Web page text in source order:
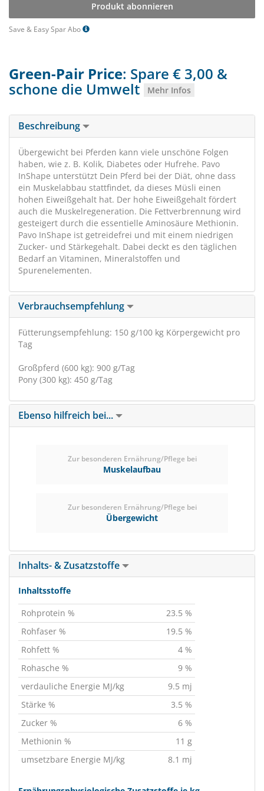
Produkt abonnieren
Save & Easy Spar Abo
Green-Pair Price: Spare € 3,00 &
schone die Umwelt Mehr Infos
Beschreibung
Übergewicht bei Pferden kann viele unschöne Folgen
haben, wie z. B. Kolik, Diabetes oder Hufrehe. Pavo
InShape unterstützt Dein Pferd bei der Diät, ohne dass
ein Muskelabbau stattfindet, da dieses Müsli einen
hohen Eiweißgehalt hat. Der hohe Eiweißgehalt fördert
auch die Muskelregeneration. Die Fettverbrennung wird
gesteigert durch die essentielle Aminosäure Methionin.
Pavo InShape ist getreidefrei und mit einem niedrigen
Zucker- und Stärkegehalt. Dabei deckt es den täglichen
Bedarf an Vitaminen, Mineralstoffen und
Spurenelementen.
Verbrauchsempfehlung
Fütterungsempfehlung: 150 g/100 kg Körpergewicht pro
Tag
Großpferd (600 kg): 900 g/Tag
Pony (300 kg): 450 g/Tag
Ebenso hilfreich bei...
Zur besonderen Ernährung/Pflege bei
Muskelaufbau
Zur besonderen Ernährung/Pflege bei
Übergewicht
Inhalts- & Zusatzstoffe
Inhaltsstoffe
Rohprotein %
23.5 %
Rohfaser %
19.5 %
Rohfett %
4 %
Rohasche %
9 %
verdauliche Energie MJ/kg
9.5 mj
Stärke %
3.5 %
Zucker %
6 %
Methionin %
11 g
umsetzbare Energie MJ/kg
8.1 mj